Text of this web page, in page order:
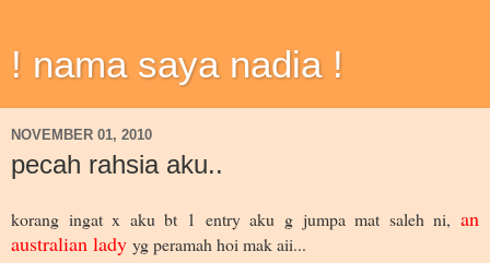
! nama saya nadia !
NOVEMBER 01, 2010
pecah rahsia aku..
korang ingat x aku bt 1 entry aku g jumpa mat saleh ni, an
australian lady yg peramah hoi mak aii...